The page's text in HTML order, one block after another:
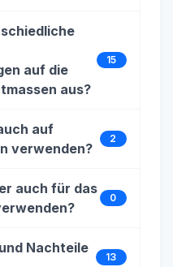
auf die
aus?
15
auf
verwenden?
2
auch für das
0
Nachteile
13